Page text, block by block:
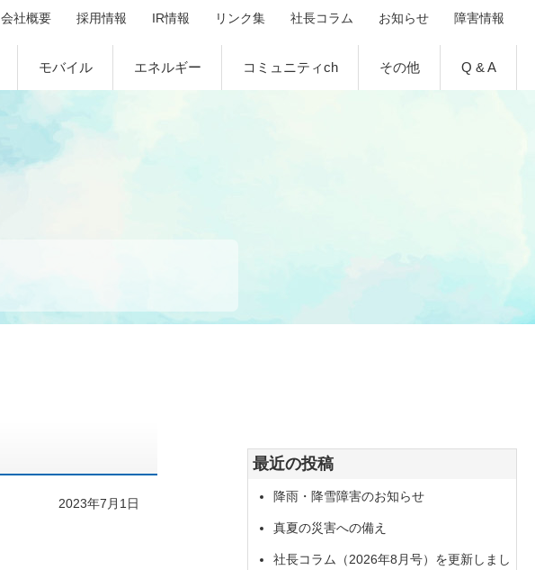
会社概要 採用情報 IR情報 リンク集 社長コラム お知らせ 障害情報
モバイル エネルギー コミュニティch その他 Q & A
最近の投稿
降雨・降雪障害のお知らせ
真夏の災害への備え
社長コラム（2026年8月号）を更新しまし
2023年7月1日